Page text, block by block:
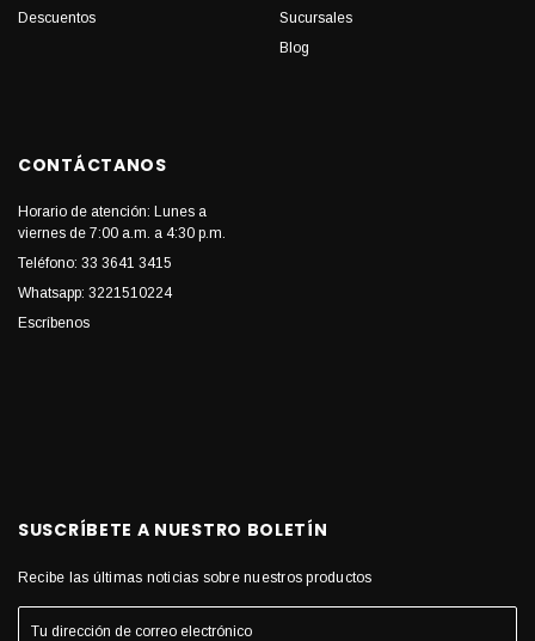
Descuentos
Sucursales
Blog
CONTÁCTANOS
Horario de atención: Lunes a
viernes de 7:00 a.m. a 4:30 p.m.
Teléfono: 33 3641 3415
Whatsapp: 3221510224
Escríbenos
SUSCRÍBETE A NUESTRO BOLETÍN
Recibe las últimas noticias sobre nuestros productos